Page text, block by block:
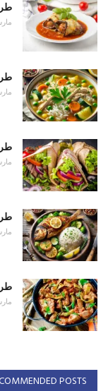
مارس
مارس
مارس
مارس
مارس
POSTS